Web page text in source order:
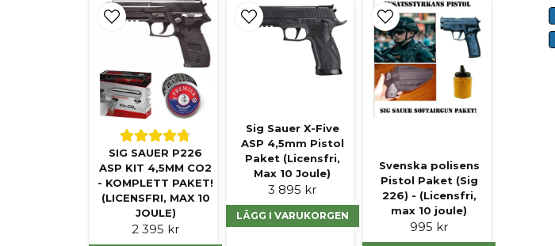
SIG SAUER P226
ASP KIT 4,5MM CO2
- KOMPLETT PAKET!
(LICENSFRI, MAX 10
JOULE)
2 395 kr
Sig Sauer X-Five
ASP 4,5mm Pistol
Paket (Licensfri,
Max 10 Joule)
3 895 kr
LÄGG I VARUKORGEN
Svenska polisens
Pistol Paket (Sig
226) - (Licensfri,
max 10 joule)
995 kr